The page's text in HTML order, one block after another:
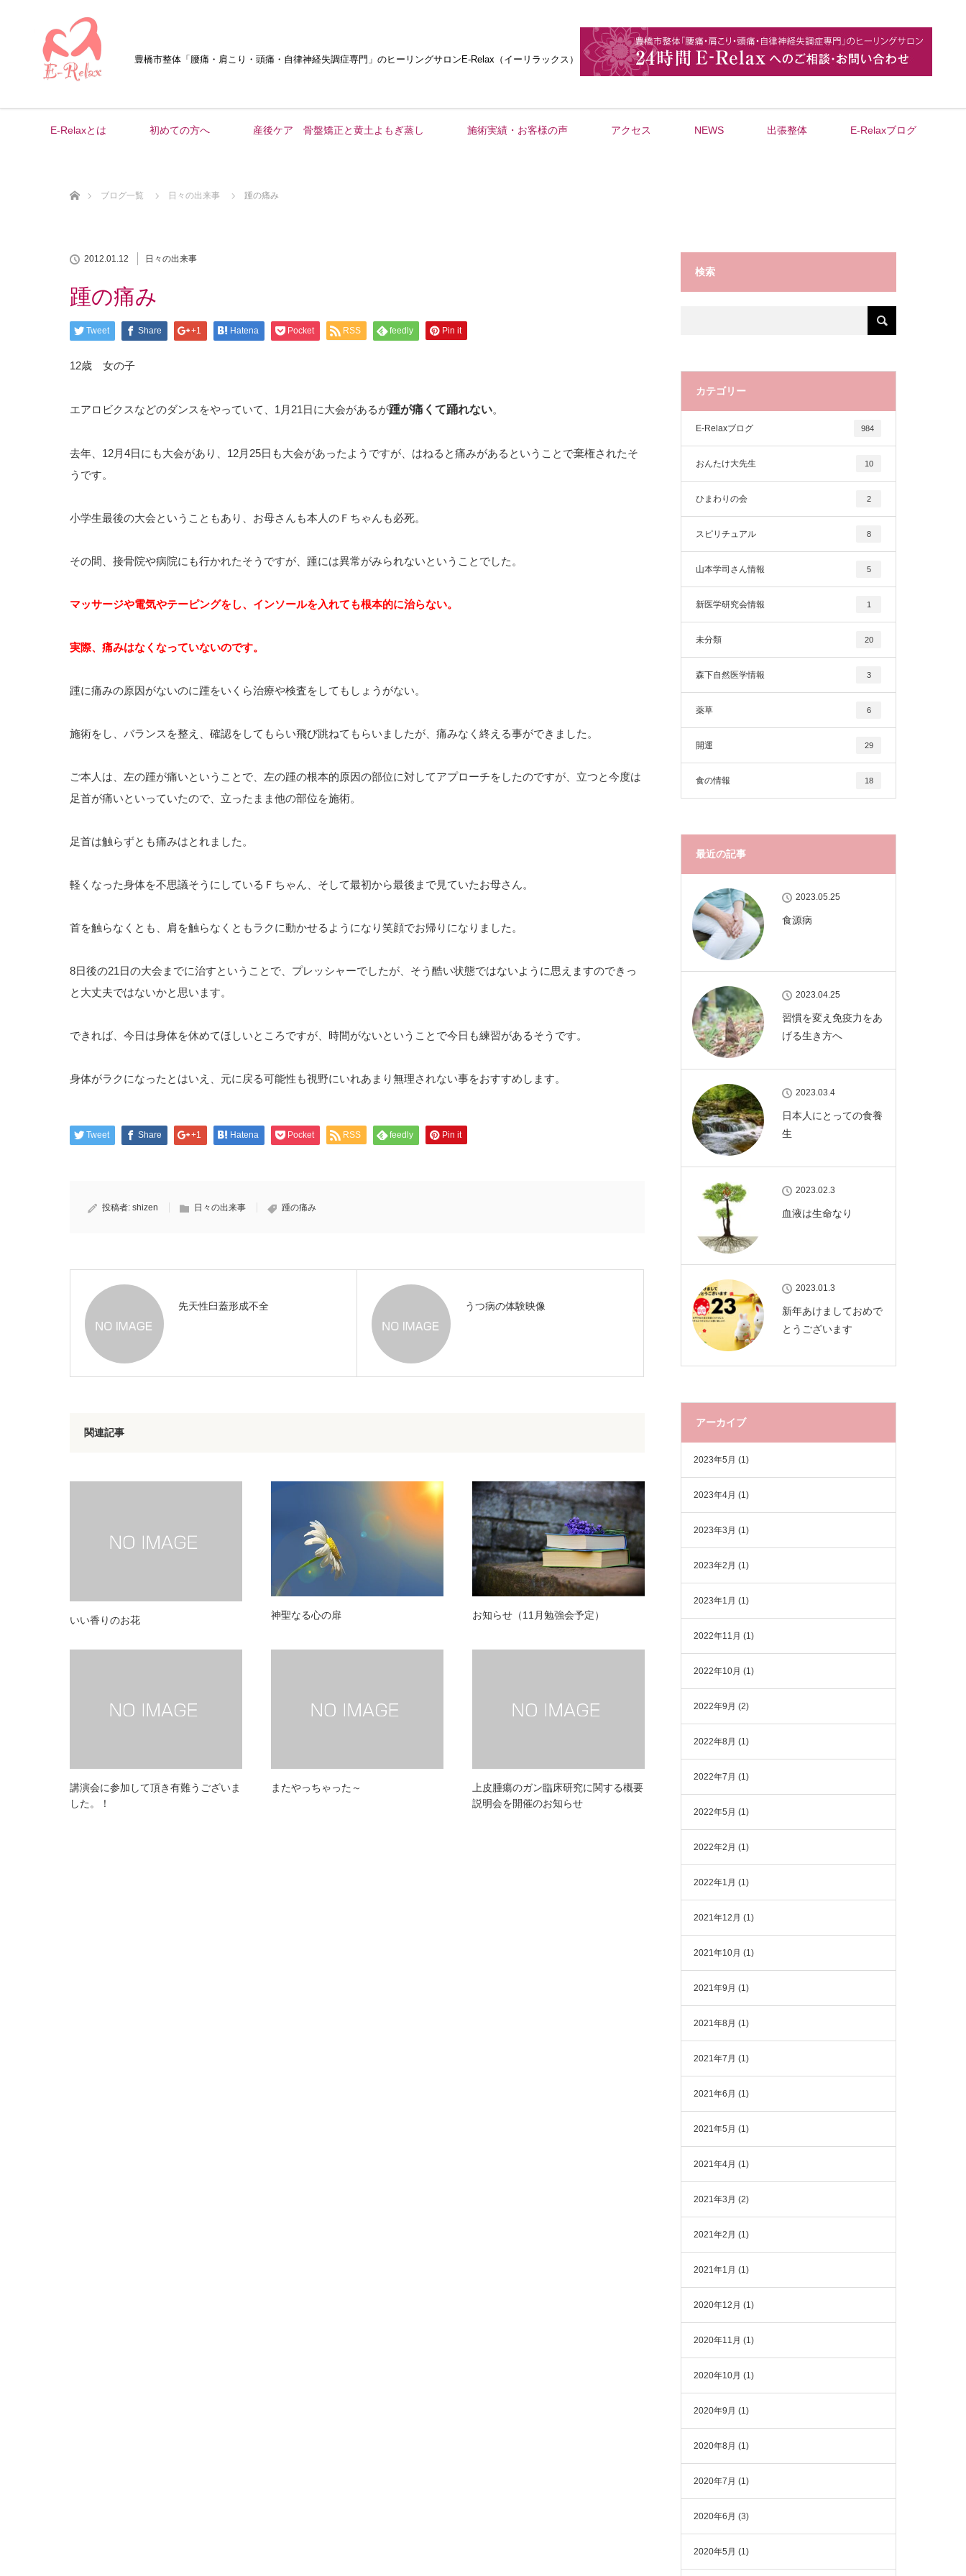
豊橋市整体 「腰痛・肩こり・頭痛・自律神経失調症専門」 のヒーリングサロンE-Relax（イーリラックス）
E-Relaxとは 初めての方へ 産後ケア 骨盤矯正と黄土よもぎ蒸し 施術実績・お客様の声 アクセス NEWS 出張整体 E-Relaxブログ
ブログ一覧
日々の出来事 踵の痛み
2012.01.12 日々の出来事
踵の痛み
Tweet Share +1 Hatena Pocket RSS feedly Pin it
12歳 女の子
エアロビクスなどのダンスをやっていて、1月21日に大会があるが踵が痛くて踊れない。
去年、12月4日にも大会があり、12月25日も大会があったようですが、はねると痛みがあるということで棄権されたそ
うです。
小学生最後の大会ということもあり、お母さんも本人のＦちゃんも必死。
その間、接骨院や病院にも行かれたそうですが、踵には異常がみられないということでした。
マッサージや電気やテーピングをし、インソールを入れても根本的に治らない。
実際、痛みはなくなっていないのです。
踵に痛みの原因がないのに踵をいくら治療や検査をしてもしょうがない。
施術をし、バランスを整え、確認をしてもらい飛び跳ねてもらいましたが、痛みなく終える事ができました。
ご本人は、左の踵が痛いということで、左の踵の根本的原因の部位に対してアプローチをしたのですが、立つと今度は
足首が痛いといっていたので、立ったまま他の部位を施術。
足首は触らずとも痛みはとれました。
軽くなった身体を不思議そうにしているＦちゃん、そして最初から最後まで見ていたお母さん。
首を触らなくとも、肩を触らなくともラクに動かせるようになり笑顔でお帰りになりました。
8日後の21日の大会までに治すということで、プレッシャーでしたが、そう酷い状態ではないように思えますのできっ
と大丈夫ではないかと思います。
できれば、今日は身体を休めてほしいところですが、時間がないということで今日も練習があるそうです。
身体がラクになったとはいえ、元に戻る可能性も視野にいれあまり無理されない事をおすすめします。
Tweet Share +1 Hatena Pocket RSS feedly Pin it
投稿者: shizen 日々の出来事 踵の痛み
先天性臼蓋形成不全 うつ病の体験映像
関連記事
いい香りのお花 神聖なる心の扉 お知らせ（11月勉強会予定）
講演会に参加して頂き有難うございま
した。！
またやっちゃった～
上皮腫瘍のガン臨床研究に関する概要
説明会を開催のお知らせ
検索
カテゴリー
E-Relaxブログ 984
おんたけ大先生 10
ひまわりの会 2
スピリチュアル 8
山本学司さん情報 5
新医学研究会情報 1
未分類 20
森下自然医学情報 3
薬草 6
開運 29
食の情報 18
最近の記事
2023.05.25
食源病
2023.04.25
習慣を変え免疫力をあ
げる生き方へ
2023.03.4
日本人にとっての食養
生
2023.02.3
血液は生命なり
2023.01.3
新年あけましておめで
とうございます
アーカイブ
2023年5月 (1)
2023年4月 (1)
2023年3月 (1)
2023年2月 (1)
2023年1月 (1)
2022年11月 (1)
2022年10月 (1)
2022年9月 (2)
2022年8月 (1)
2022年7月 (1)
2022年5月 (1)
2022年2月 (1)
2022年1月 (1)
2021年12月 (1)
2021年10月 (1)
2021年9月 (1)
2021年8月 (1)
2021年7月 (1)
2021年6月 (1)
2021年5月 (1)
2021年4月 (1)
2021年3月 (2)
2021年2月 (1)
2021年1月 (1)
2020年12月 (1)
2020年11月 (1)
2020年10月 (1)
2020年9月 (1)
2020年8月 (1)
2020年7月 (1)
2020年6月 (3)
2020年5月 (1)